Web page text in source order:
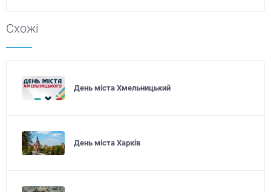
Схожі
День міста Хмельницький
День міста Харків